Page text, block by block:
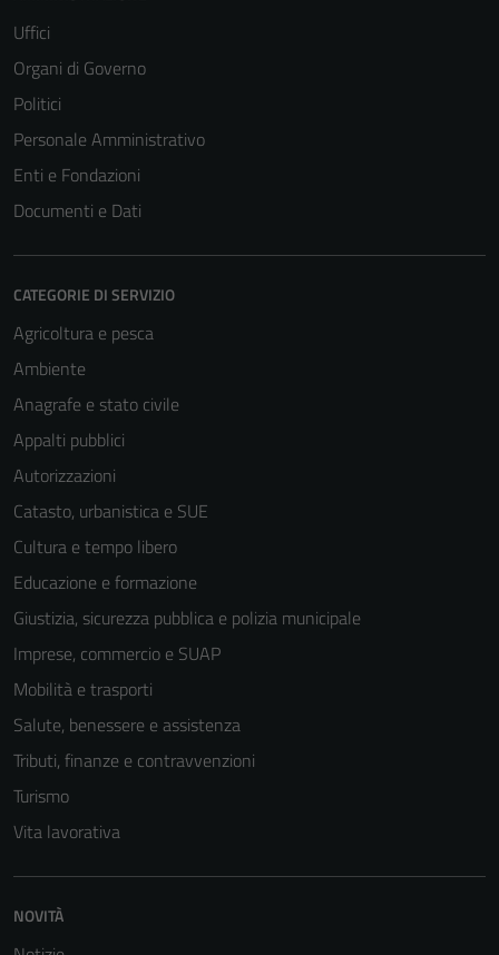
Uffici
Organi di Governo
Politici
Personale Amministrativo
Enti e Fondazioni
Documenti e Dati
CATEGORIE DI SERVIZIO
Agricoltura e pesca
Ambiente
Anagrafe e stato civile
Appalti pubblici
Autorizzazioni
Catasto, urbanistica e SUE
Cultura e tempo libero
Educazione e formazione
Giustizia, sicurezza pubblica e polizia municipale
Imprese, commercio e SUAP
Mobilità e trasporti
Salute, benessere e assistenza
Tributi, finanze e contravvenzioni
Turismo
Vita lavorativa
NOVITÀ
Tecnici
Questi cookie